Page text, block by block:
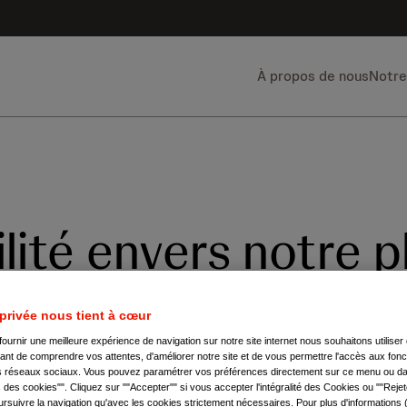
À propos de nous
envers notre
grande entreprise de santé au
globale – une responsabilité qui
– pour préserver les
nous tient à cœur
une meilleure expérience de navigation sur notre site internet nous souhaitons utiliser
de comprendre vos attentes, d'améliorer notre site et de vous permettre l'accès aux
réseaux sociaux. Vous pouvez paramétrer vos préférences directement sur ce menu ou
des cookies"". Cliquez sur ""Accepter"" si vous accepter l'intégralité des Cookies ou
la navigation qu'avec les cookies strictement nécessaires. Pour plus d'informations